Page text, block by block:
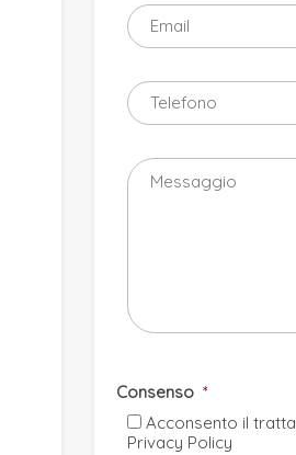
Consenso *
Acconsento il
Privacy Policy